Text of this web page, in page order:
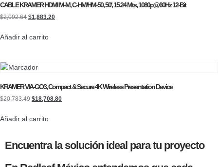
CABLE KRAMER HDMI M-M, C-HM/HM-50, 50′, 15.24 Mts, 1080p@60Hz 12-Bit
$2,092.64 $1,883.20
Añadir al carrito
KRAMER VIA-GO3, Compact & Secure 4K Wireless Presentation Device
$20,783.49 $18,708.80
Añadir al carrito
Encuentra la solución ideal para tu proyecto